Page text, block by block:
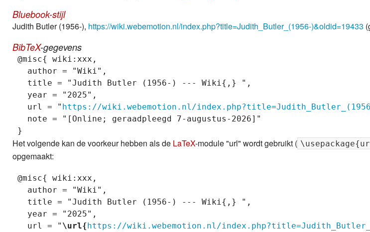
Bluebook-stijl
Judith Butler (1956-), https://wiki.webemotion.nl/index.php?title=Judith_Butler_(1956-)&oldid=19433
BibTeX-gegevens
@misc{ wiki:xxx,
   author = "Wiki",
   title = "Judith Butler (1956-) --- Wiki{,} ",
   year = "2025",
   url = "
https://wiki.webemotion.nl/
   note = "[Online; geraadpleegd 7-augustus-2026]"
Het volgende kan de voorkeur hebben als de LaTeX-module "url" wordt gebruikt (
opgemaakt:
@misc{ wiki:xxx,
   author = "Wiki",
   title = "Judith Butler (1956-) --- Wiki{,} ",
   year = "2025",
   url = "
\url{https://wiki.webemotion.nl/